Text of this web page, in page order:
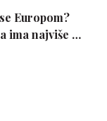
Europom?
ima najviše …